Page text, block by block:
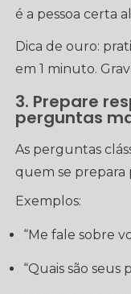
é a pessoa certa
Dica de ouro:
em 1 minuto.
3. Prepare
perguntas
As perguntas
quem se prepara
Exemplos:
“Me fale sobre
“Quais são